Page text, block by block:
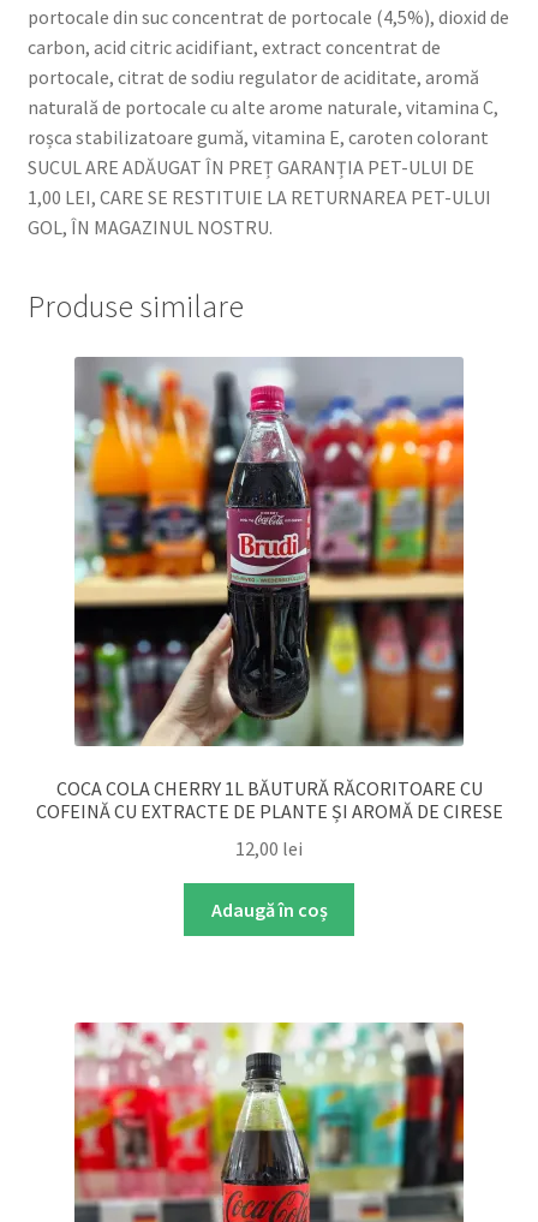
portocale din suc concentrat de portocale (4,5%), dioxid de
carbon, acid citric acidifiant, extract concentrat de
portocale, citrat de sodiu regulator de aciditate, aromă
naturală de portocale cu alte arome naturale, vitamina C,
roșca stabilizatoare gumă, vitamina E, caroten colorant
SUCUL ARE ADĂUGAT ÎN PREȚ GARANȚIA PET-ULUI DE
1,00 LEI, CARE SE RESTITUIE LA RETURNAREA PET-ULUI
GOL, ÎN MAGAZINUL NOSTRU.
Produse similare
COCA COLA CHERRY 1L BĂUTURĂ RĂCORITOARE CU
COFEINĂ CU EXTRACTE DE PLANTE ȘI AROMĂ DE CIRESE
12,00 lei
Adaugă în coș